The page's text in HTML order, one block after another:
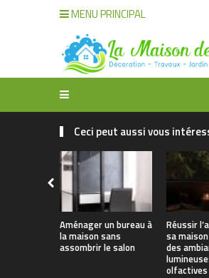
MENU PRINCIPAL
Ceci peut aussi vous
Aménager un bureau à
la maison sans
assombrir le salon
Réussir
sa
des
olfactives